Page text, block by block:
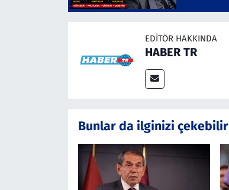
EDITÖR HAKKINDA
HABER TR
Bunlar da ilginizi çekebilir